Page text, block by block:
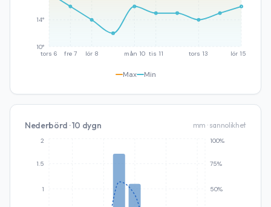
tors 6 fre 7 lör 8 mån 10 tis 11 tors 13 lör 15
10°
14°
Max Min
Nederbörd · 10 dygn mm · sannolikhet
1
1.5
2
50%
75%
100%